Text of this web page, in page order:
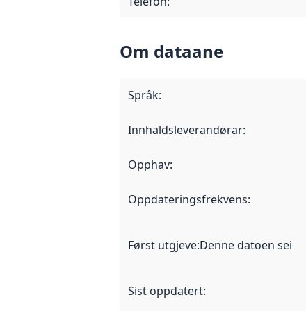
Om dataane
Språk:
Innhaldsleverandørar:
Opphav:
Oppdateringsfrekvens:
Først utgjeve:Denne datoen
Sist oppdatert: